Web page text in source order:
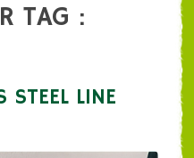
TAG :
STEEL LINE